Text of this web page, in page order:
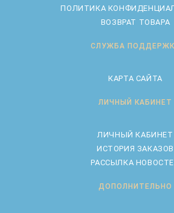
ПОЛИТИКА
ВОЗВРАТ ТОВАРА
СЛУЖБА
КАРТА САЙТА
ЛИЧНЫЙ КАБИНЕТ
ЛИЧНЫЙ КАБИНЕТ
ИСТОРИЯ ЗАКАЗОВ
РАССЫЛКА
ДОПОЛНИТЕЛЬНО